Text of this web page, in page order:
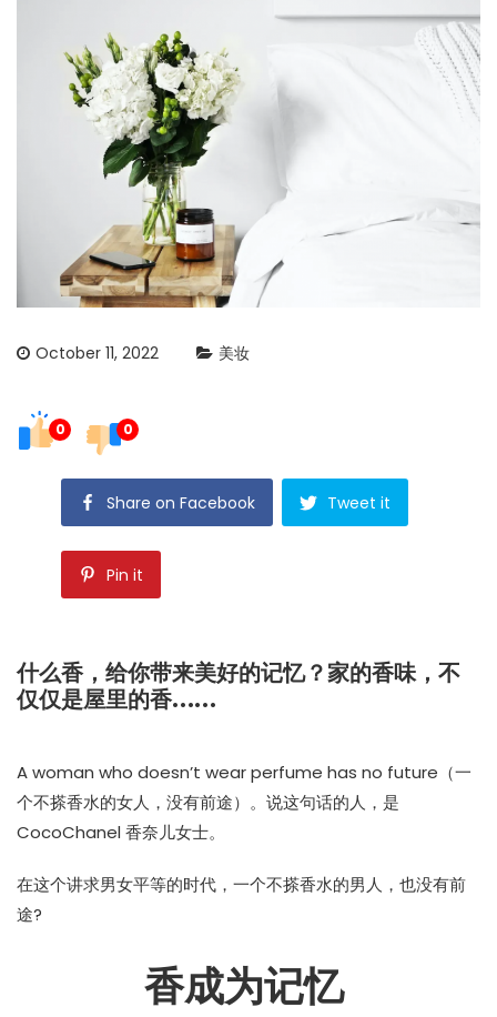
October 11, 2022 美妆
0 0
Share on Facebook Tweet it
Pin it
什么香，给你带来美好的记忆？家的香味，不
仅仅是屋里的香……
A woman who doesn’t wear perfume has no future（一
个不搽香水的女人，没有前途）。说这句话的人，是
CocoChanel 香奈儿女士。
在这个讲求男女平等的时代，一个不搽香水的男人，也没有前
途?
香成为记忆